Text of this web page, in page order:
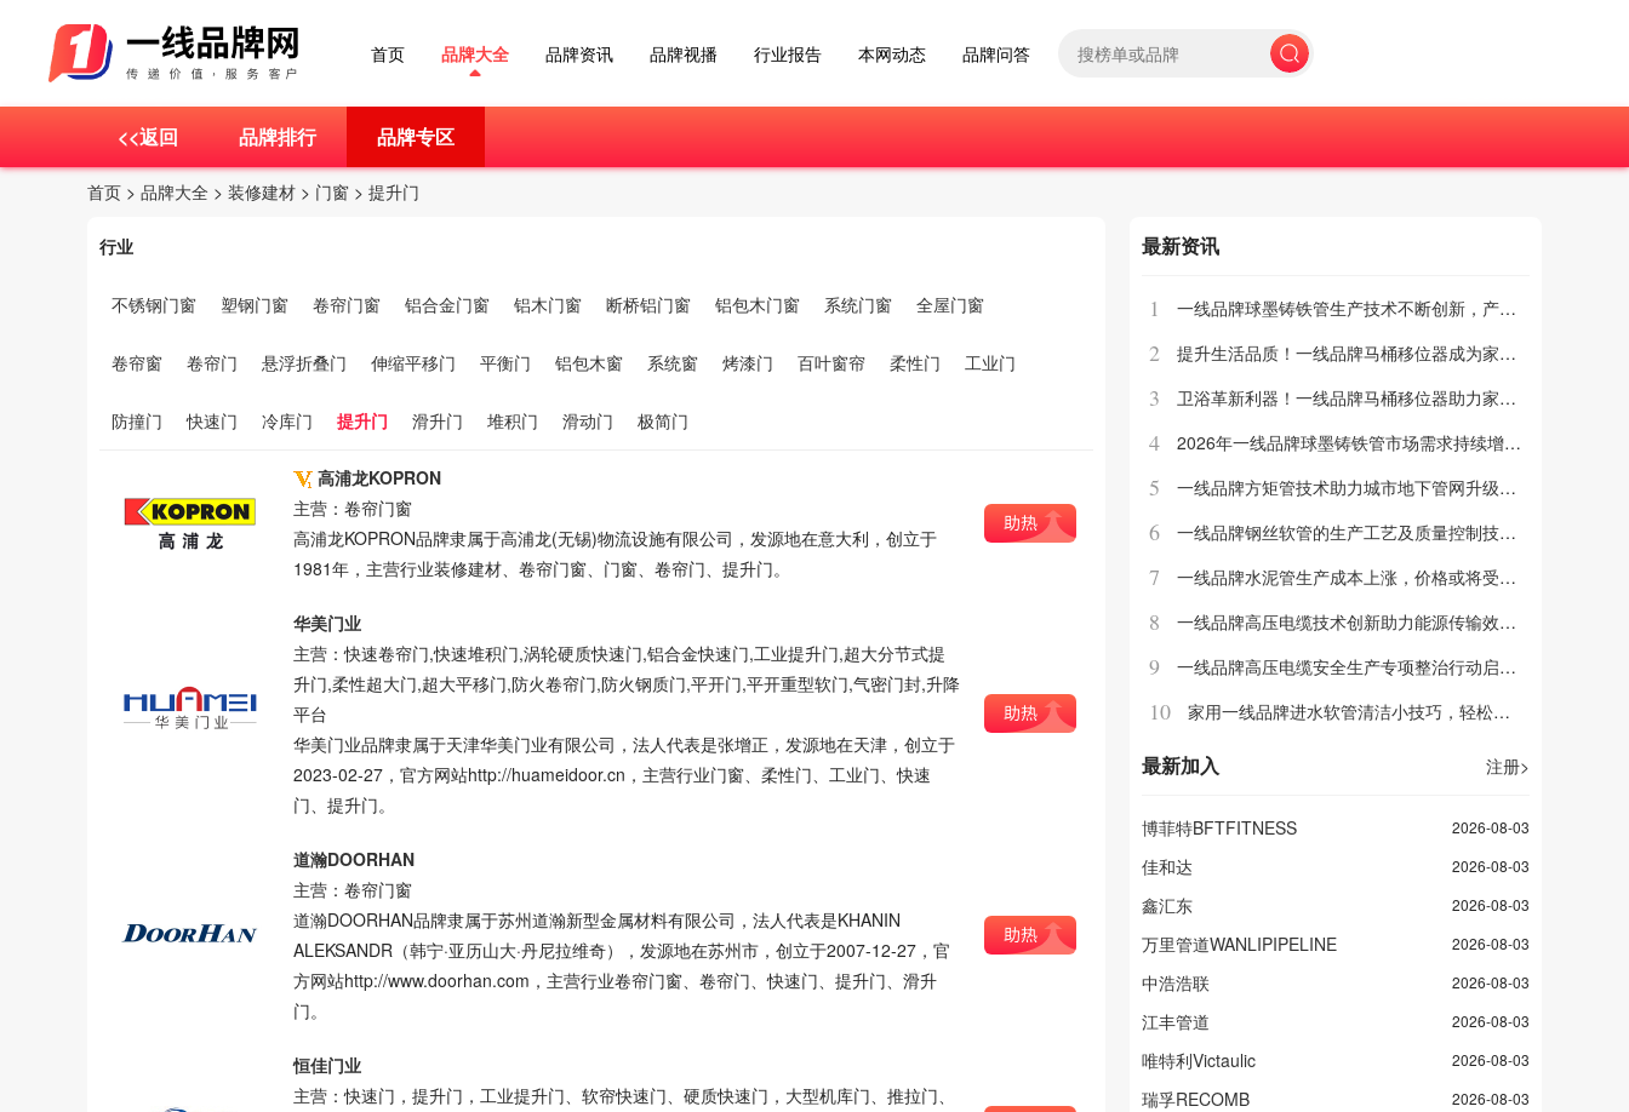
首页 品牌大全 品牌资讯 品牌视播 行业报告 本网动态 品牌问答
<<返回 品牌排行 品牌专区
首页 > 品牌大全 > 装修建材 > 门窗 > 提升门
行业
不锈钢门窗 塑钢门窗 卷帘门窗 铝合金门窗 铝木门窗 断桥铝门窗 铝包木门窗 系统门窗 全屋门窗
卷帘窗 卷帘门 悬浮折叠门 伸缩平移门 平衡门 铝包木窗 系统窗 烤漆门 百叶窗帘 柔性门 工业门
防撞门 快速门 冷库门 提升门 滑升门 堆积门 滑动门 极简门
高浦龙KOPRON
主营：卷帘门窗
高浦龙KOPRON品牌隶属于高浦龙(无锡)物流设施有限公司，发源地在意大利，创立于
1981年，主营行业装修建材、卷帘门窗、门窗、卷帘门、提升门。
华美门业
主营：快速卷帘门,快速堆积门,涡轮硬质快速门,铝合金快速门,工业提升门,超大分节式提
升门,柔性超大门,超大平移门,防火卷帘门,防火钢质门,平开门,平开重型软门,气密门封,升降
平台
华美门业品牌隶属于天津华美门业有限公司，法人代表是张增正，发源地在天津，创立于
2023-02-27，官方网站http://huameidoor.cn，主营行业门窗、柔性门、工业门、快速
门、提升门。
道瀚DOORHAN
主营：卷帘门窗
道瀚DOORHAN品牌隶属于苏州道瀚新型金属材料有限公司，法人代表是KHANIN
ALEKSANDR（韩宁·亚历山大·丹尼拉维奇），发源地在苏州市，创立于2007-12-27，官
方网站http://www.doorhan.com，主营行业卷帘门窗、卷帘门、快速门、提升门、滑升
门。
恒佳门业
主营：快速门，提升门，工业提升门、软帘快速门、硬质快速门，大型机库门、推拉门、
最新资讯
1 一线品牌球墨铸铁管生产技术不断创新，产品质量稳步提升，市场竞争力增强
2 提升生活品质！一线品牌马桶移位器成为家庭新宠
3 卫浴革新利器！一线品牌马桶移位器助力家居升级
4 2026年一线品牌球墨铸铁管市场需求持续增长，行业迎来新发展机遇
5 一线品牌方矩管技术助力城市地下管网升级改造
6 一线品牌钢丝软管的生产工艺及质量控制技术介绍
7 一线品牌水泥管生产成本上涨，价格或将受到影响
8 一线品牌高压电缆技术创新助力能源传输效率提升
9 一线品牌高压电缆安全生产专项整治行动启动，力保人民生命财产安全
10 家用一线品牌进水软管清洁小技巧，轻松去除水垢和异味
注册>
最新加入
2026-08-03
博菲特BFTFITNESS
2026-08-03
佳和达
2026-08-03
鑫汇东
2026-08-03
万里管道WANLIPIPELINE
2026-08-03
中浩浩联
2026-08-03
江丰管道
2026-08-03
唯特利Victaulic
2026-08-03
瑞孚RECOMB